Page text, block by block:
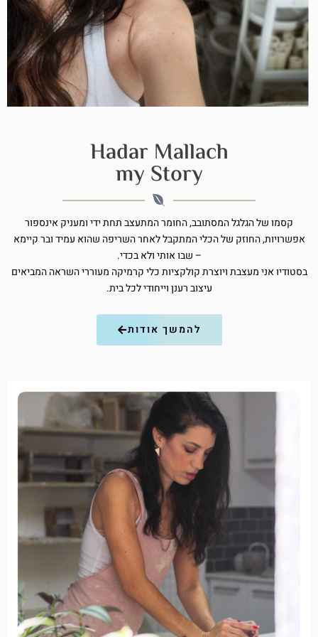
Hadar Mallach
my Story
קסמו של הגלגל המסתובב, החומר המתעצב תחת ידי ומעניק אינספור
אפשרויות, החוזק של הכלי המתקבל לאחר השריפה שהוא עמיד ובר קיימא
– שבו אותי ולא בכדי.
בסטודיו אני מעצבת ויוצרת קולקציות כלי קרמיקה מעוררי השראה המביאים
עיצוב רענן וייחודי לכל בית.
להמשך אודות